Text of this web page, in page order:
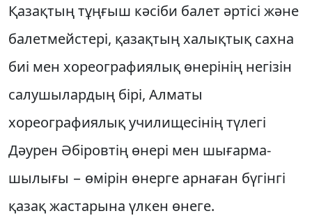
Қазақтың тұңғыш кә­сіби балет әртісі және
балетмейстері, қа­зақтың халықтық сахна
биі мен хореог­ра­фия­лық өнерінің негізін
салушылардың бірі, Алматы
хореографиялық училищесінің тү­­легі
Дәурен Әбіровтің өнері мен шығар­ма­
шылығы − өмірін өнерге арнаған бүгінгі
қа­зақ жастарына үлкен өнеге.